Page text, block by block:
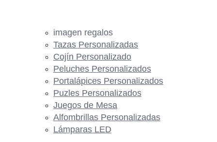
imagen regalos
Tazas Personalizadas
Cojín Personalizado
Peluches Personalizados
Portalápices Personalizados
Puzles Personalizados
Juegos de Mesa
Alfombrillas Personalizadas
Lámparas LED